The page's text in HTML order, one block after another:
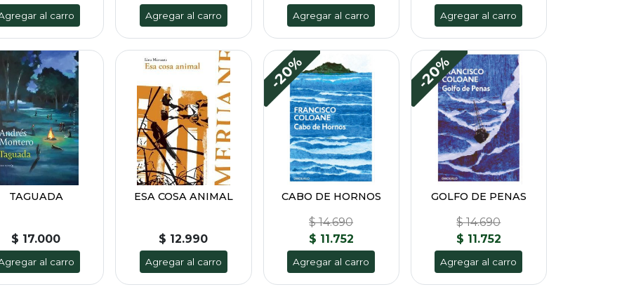
al carro Agregar al carro Agregar al carro Agregar al carro
TAGUADA
$ 17.000
al carro
ESA COSA ANIMAL
$ 12.990
Agregar al carro
-20%
CABO DE HORNOS
$ 14.690
$ 11.752
Agregar al carro
-20%
GOLFO DE PENAS
$ 14.690
$ 11.752
Agregar al carro